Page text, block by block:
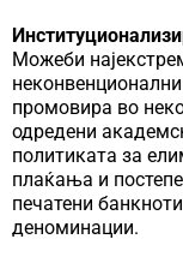
Можеби
промовира во
одредени
политиката за
плаќања и
печатени
деноминации.